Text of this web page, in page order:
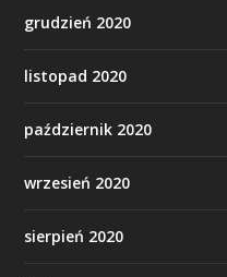
grudzień 2020
listopad 2020
październik 2020
wrzesień 2020
sierpień 2020